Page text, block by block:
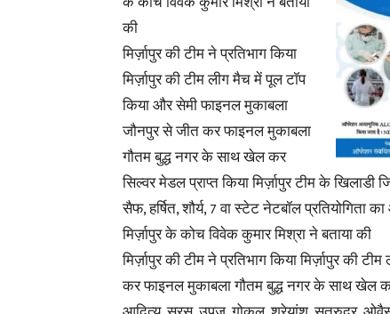
की
मिर्ज़ापुर की टीम ने प्रतिभाग किया
मिर्ज़ापुर की टीम लीग मैच में पूल टॉप
किया और सेमी फाइनल मुकाबला
जौनपुर से जीत कर फाइनल मुकाबला
गौतम बुद्ध नगर के साथ खेल कर
सिल्वर मेडल प्राप्त किया मिर्ज़ापुर टीम के
सैफ, हर्षित, शौर्य, 7 वा स्टेट नेटबॉल
मिर्ज़ापुर के कोच विवेक कुमार मिश्रा ने बताया की
मिर्ज़ापुर की टीम ने प्रतिभाग किया मिर्ज़ापुर
कर फाइनल मुकाबला गौतम बुद्ध नगर के साथ खेल कर